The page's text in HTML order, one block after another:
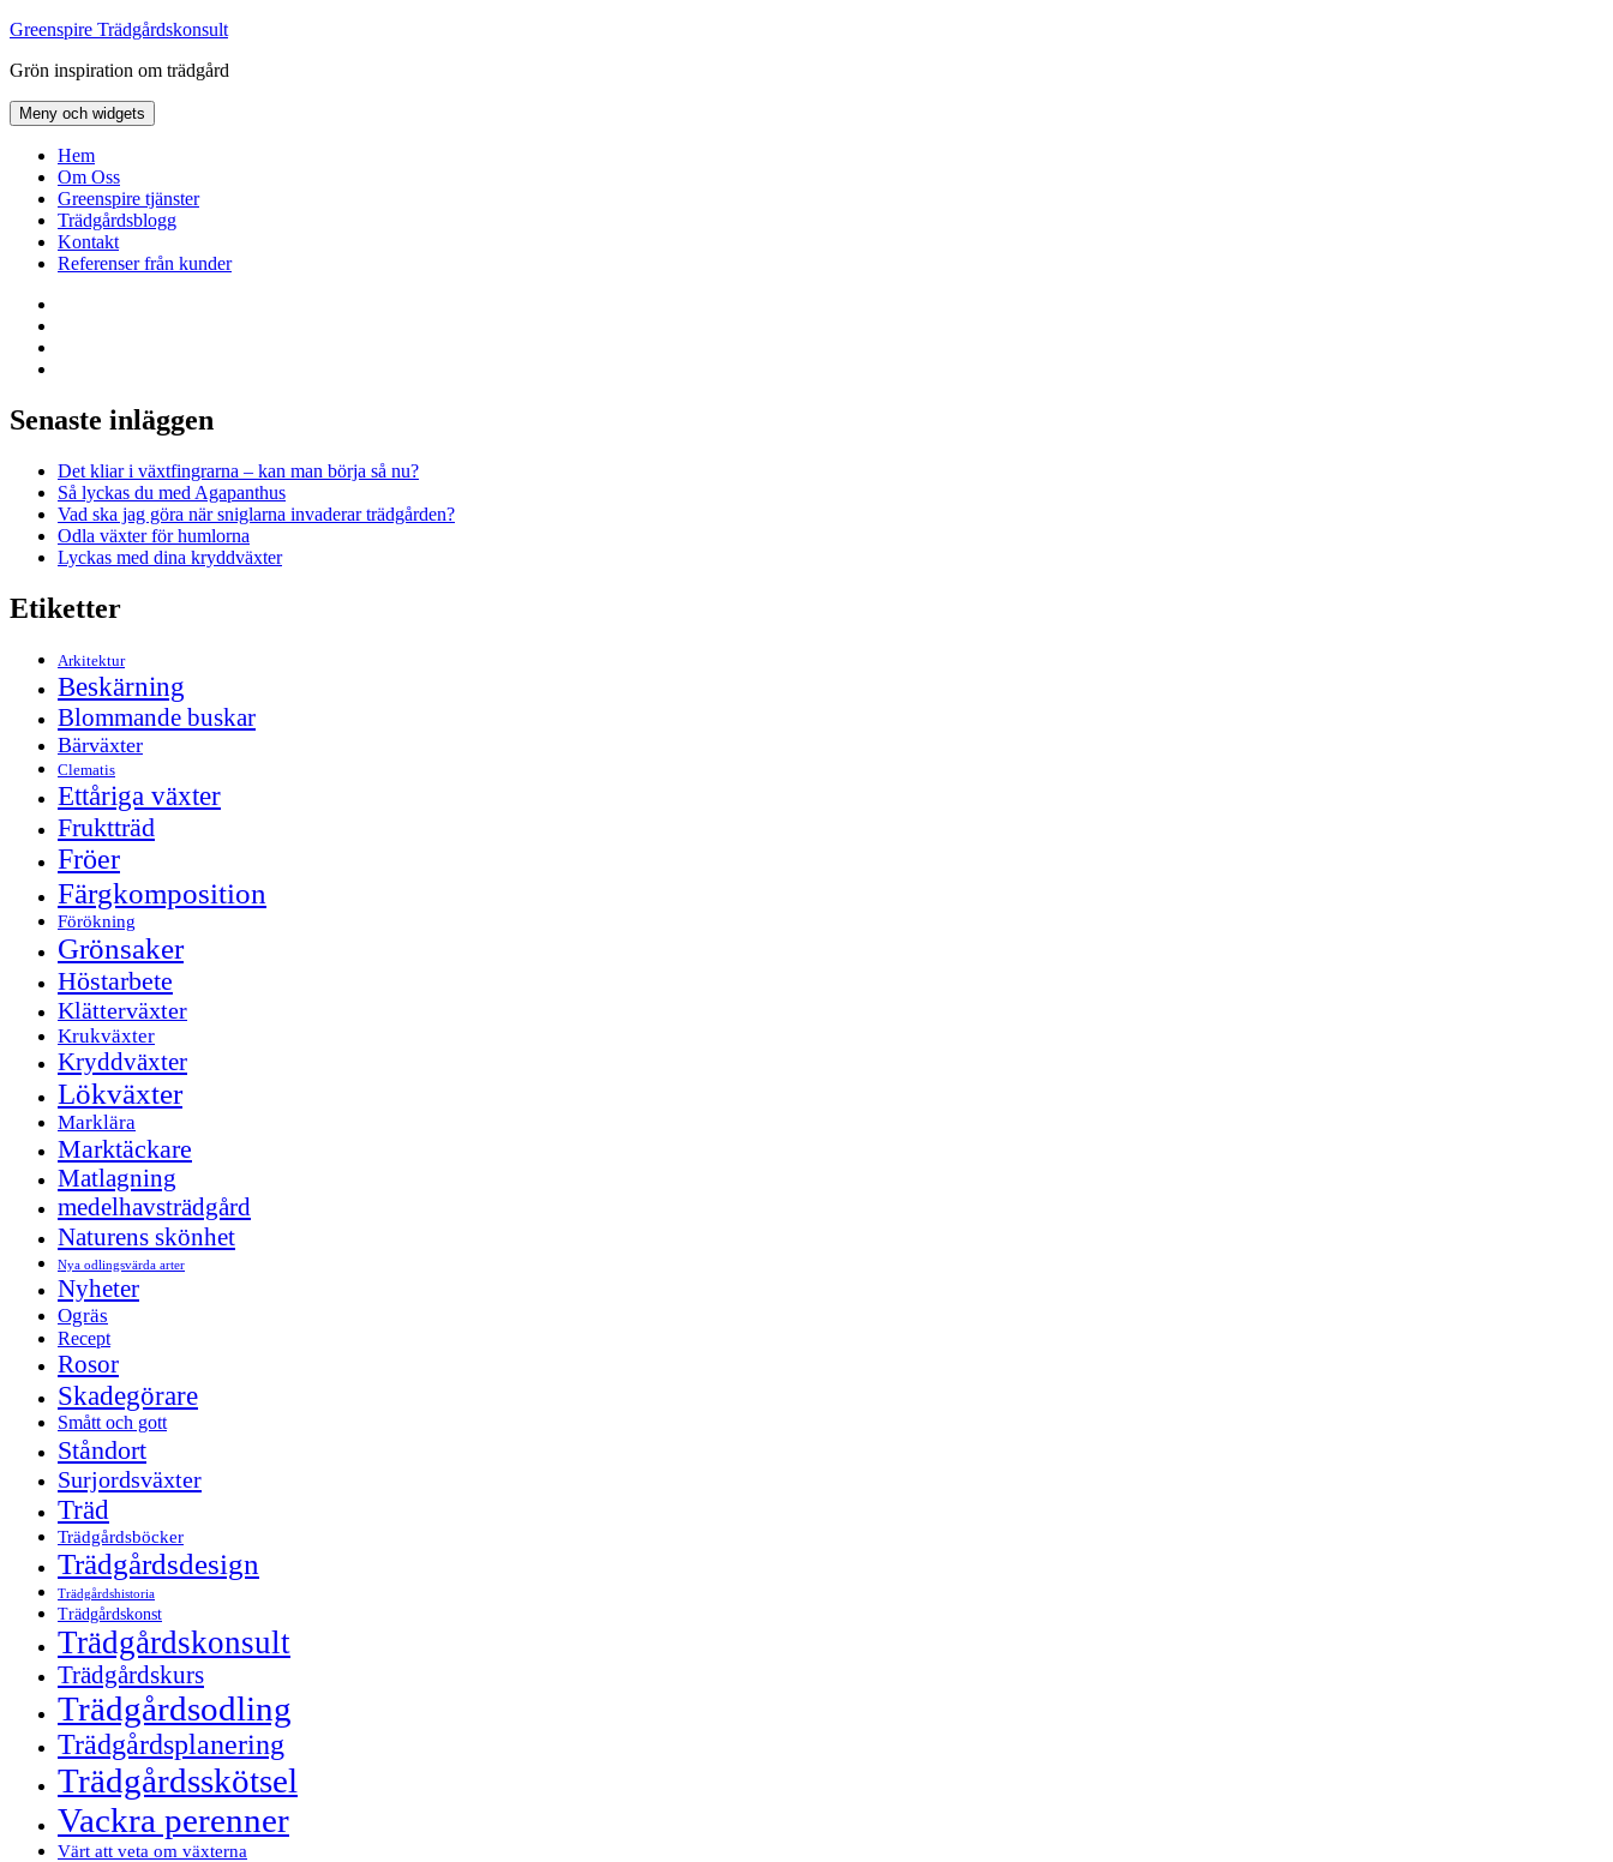
Hoppa
innehåll
Greenspire Trädgårdskonsult
Grön inspiration om trädgård
Meny och widgets
Hem
Om Oss
Greenspire tjänster
Trädgårdsblogg
Kontakt
Referenser från kunder
Senaste inläggen
Det kliar i växtfingrarna – kan man börja så nu?
Så lyckas du med Agapanthus
Vad ska jag göra när sniglarna invaderar trädgården?
Odla växter för humlorna
Lyckas med dina kryddväxter
Etiketter
Arkitektur
Beskärning
Blommande buskar
Bärväxter
Clematis
Ettåriga växter
Fruktträd
Fröer
Färgkomposition
Förökning
Grönsaker
Höstarbete
Klätterväxter
Krukväxter
Kryddväxter
Lökväxter
Marklära
Marktäckare
Matlagning
medelhavsträdgård
Naturens skönhet
Nya odlingsvärda arter
Nyheter
Ogräs
Recept
Rosor
Skadegörare
Smått och gott
Ståndort
Surjordsväxter
Träd
Trädgårdsböcker
Trädgårdsdesign
Trädgårdshistoria
Trädgårdskonst
Trädgårdskonsult
Trädgårdskurs
Trädgårdsodling
Trädgårdsplanering
Trädgårdsskötsel
Vackra perenner
Värt att veta om växterna